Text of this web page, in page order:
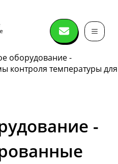
flash dryer)
оборудование -
контроля температуры для
-